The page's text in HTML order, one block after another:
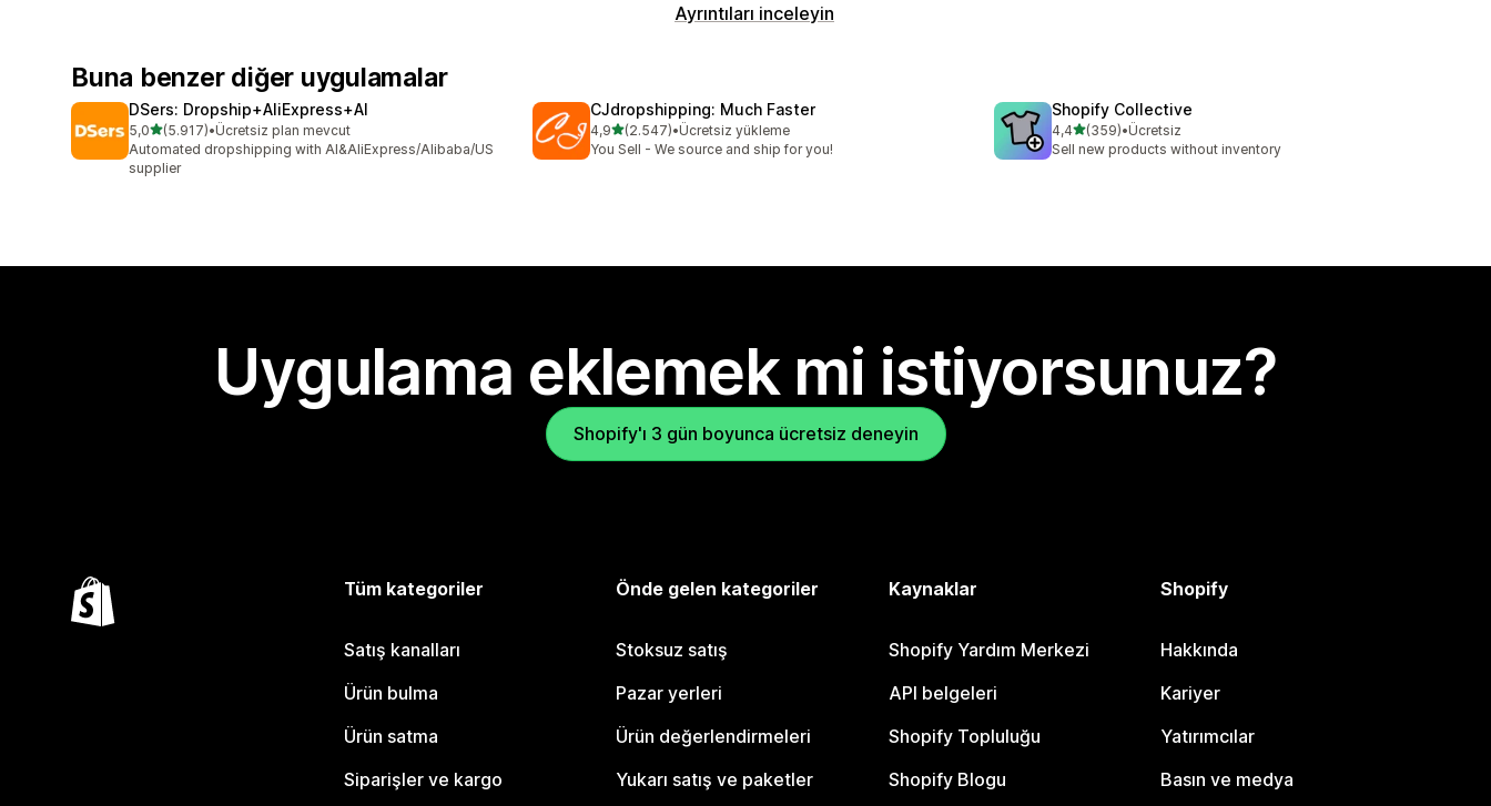
Ayrıntıları inceleyin
Buna benzer diğer uygulamalar
DSers: Dropship+AliExpress+AI
5,05 yıldız üzerinden
(5.917)
toplam 5917 değerlendirme
•Ücretsiz plan mevcut
Automated dropshipping with AI&AliExpress/Alibaba/US
supplier
CJdropshipping: Much Faster
4,95 yıldız üzerinden
(2.547)
toplam 2547 değerlendirme
•Ücretsiz yükleme
You Sell - We source and ship for you!
Shopify Collective
4,45 yıldız üzerinden
(359)
toplam 359 değerlendirme
•Ücretsiz
Sell new products without inventory
Uygulama eklemek mi istiyorsunuz?
Shopify'ı 3 gün boyunca ücretsiz deneyin
Tüm kategoriler
Satış kanalları
Ürün bulma
Ürün satma
Siparişler ve kargo
Önde gelen kategoriler
Stoksuz satış
Pazar yerleri
Ürün değerlendirmeleri
Yukarı satış ve paketler
Kaynaklar
Shopify Yardım Merkezi
API belgeleri
Shopify Topluluğu
Shopify Blogu
Shopify
Hakkında
Kariyer
Yatırımcılar
Basın ve medya